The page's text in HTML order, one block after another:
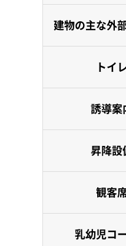
建物の主な外
トイ
誘導案
昇降設
観客
乳幼児コ